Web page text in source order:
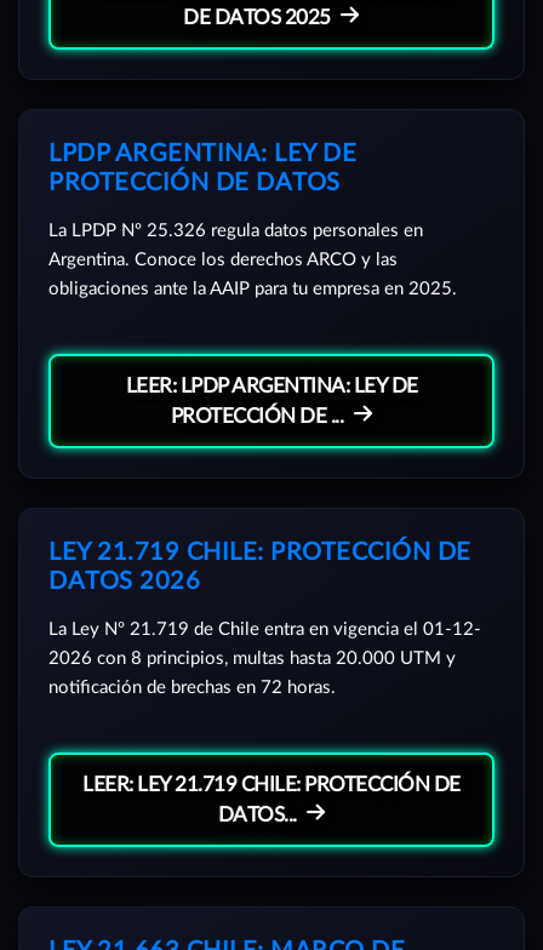
DE DATOS 2025
LPDP ARGENTINA: LEY DE
PROTECCIÓN DE DATOS
La LPDP Nº 25.326 regula datos personales en
Argentina. Conoce los derechos ARCO y las
obligaciones ante la AAIP para tu empresa en 2025.
LEER: LPDP ARGENTINA: LEY DE
PROTECCIÓN DE ...
LEY 21.719 CHILE: PROTECCIÓN DE
DATOS 2026
La Ley Nº 21.719 de Chile entra en vigencia el 01-12-
2026 con 8 principios, multas hasta 20.000 UTM y
notificación de brechas en 72 horas.
LEER: LEY 21.719 CHILE: PROTECCIÓN DE
DATOS...